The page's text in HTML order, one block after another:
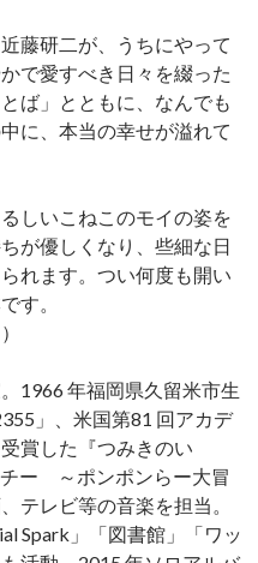
藤研二が、うちにやって
で愛すべき日々を綴った
ば」とともに、なんでも
に、本当の幸せが溢れて
しいこねこのモイの姿を
が優しくなり、些細な日
れます。つい何度も開い
す。
1966 年福岡県久留米市生
」、米国第81 回アカデ
賞した『つみきのい
チー ～ポンポンらー大冒
テレビ等の音楽を担当。
Spark」「図書館」「ワッ